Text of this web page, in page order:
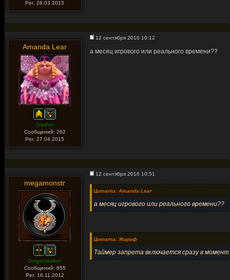
Рег. 28.03.2015
Amanda Lear
Trasher
Сообщений: 262
Рег. 27.04.2015
12 сентября 2016 10:12
а месяц игрового или реального времени??
megamonstr
Dragonstalker
Сообщений: 855
Рег. 16.11.2012
12 сентября 2016 10:51
Цитата: Amanda Lear
а месяц игрового или реального времени??
Цитата: Жираф
Таймер запрета включается сразу в